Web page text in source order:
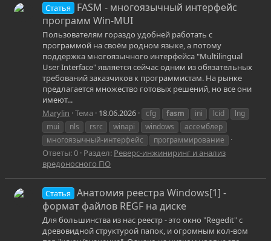
Статья
FASM - многоязычный интерфейс
программ Win-MUI
Пользователям гораздо удобней работать с
программой на своём родном языке, а потому
поддержка многоязычного интерфейса "Multilingual
User Interface" является сейчас одним из обязательных
требований заказчиков к программистам. На рынке
предлагается множество готовых решений, но все они
имеют...
Marylin Тема 18.06.2026 cfg fasm ini lcid
lng
mui
nls rsrc winapi windows
ассемблер
многоязычный-интерфейс
программирование
Ответы: 0 Раздел: Реверс-инжиниринг и анализ
вредоносного ПО
Статья
Анатомия реестра Windows[1] -
формат файлов REGF на диске
Для большинства из нас реестр - это окно "Regedit" с
древовидной структурой папок, и огромным кол-вом